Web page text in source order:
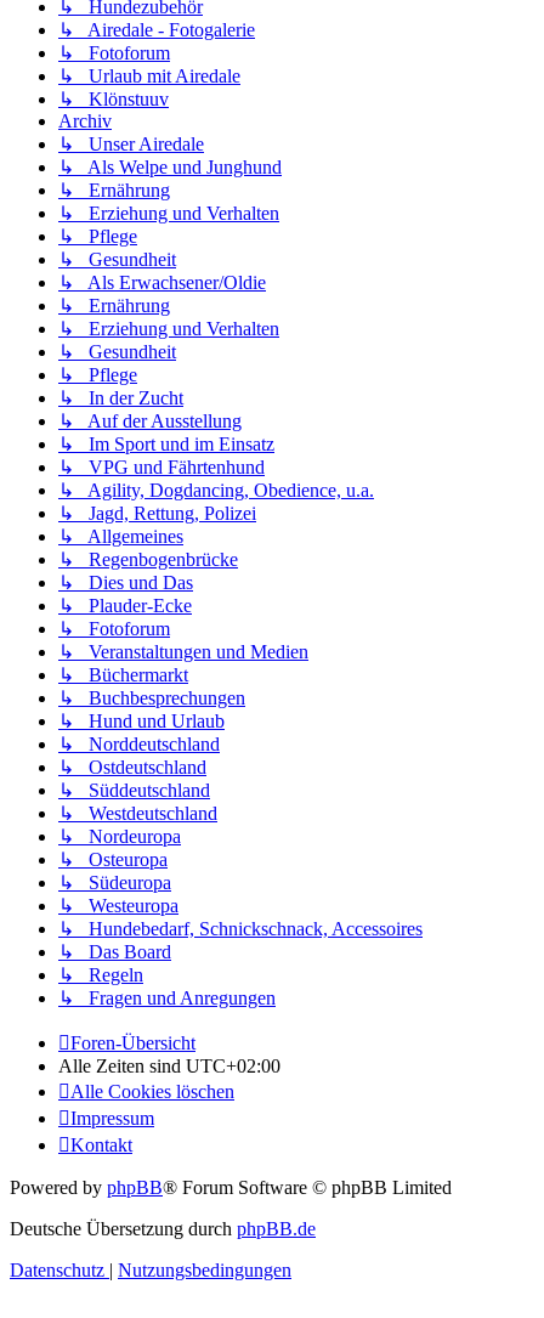
↳ Hundezubehör
↳ Airedale - Fotogalerie
↳ Fotoforum
↳ Urlaub mit Airedale
↳ Klönstuuv
Archiv
↳ Unser Airedale
↳ Als Welpe und Junghund
↳ Ernährung
↳ Erziehung und Verhalten
↳ Pflege
↳ Gesundheit
↳ Als Erwachsener/Oldie
↳ Ernährung
↳ Erziehung und Verhalten
↳ Gesundheit
↳ Pflege
↳ In der Zucht
↳ Auf der Ausstellung
↳ Im Sport und im Einsatz
↳ VPG und Fährtenhund
↳ Agility, Dogdancing, Obedience, u.a.
↳ Jagd, Rettung, Polizei
↳ Allgemeines
↳ Regenbogenbrücke
↳ Dies und Das
↳ Plauder-Ecke
↳ Fotoforum
↳ Veranstaltungen und Medien
↳ Büchermarkt
↳ Buchbesprechungen
↳ Hund und Urlaub
↳ Norddeutschland
↳ Ostdeutschland
↳ Süddeutschland
↳ Westdeutschland
↳ Nordeuropa
↳ Osteuropa
↳ Südeuropa
↳ Westeuropa
↳ Hundebedarf, Schnickschnack, Accessoires
↳ Das Board
↳ Regeln
↳ Fragen und Anregungen
Foren-Übersicht
Alle Zeiten sind UTC+02:00
Alle Cookies löschen
Impressum
Kontakt
Powered by phpBB® Forum Software © phpBB Limited
Deutsche Übersetzung durch phpBB.de
Datenschutz | Nutzungsbedingungen